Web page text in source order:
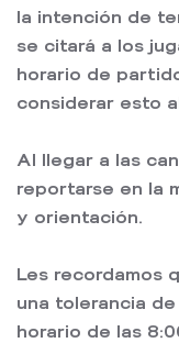
la intención de
se citará a los
horario de
considerar esto
Al llegar a las
reportarse en la
y orientación.
Les recordamos
una tolerancia
horario de las